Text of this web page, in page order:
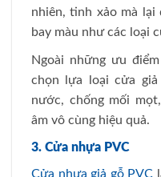
nhiên, tinh xảo mà lại
bay màu như các loại
Ngoài những ưu
chọn lựa loại cửa
nước, chống mối
âm vô cùng hiệu quả.
3. Cửa nhựa PVC
Cửa nhựa giả gỗ PVC